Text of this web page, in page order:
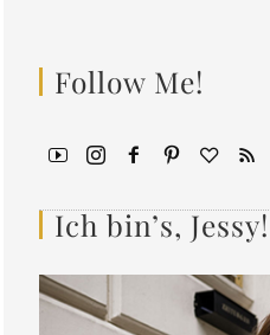
Follow Me!
Ich bin’s, Jessy!